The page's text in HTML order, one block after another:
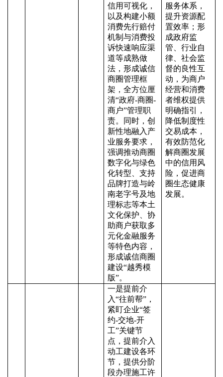
信用可视化，
以及构建小额
消费先行赔付
机制与消费投
诉快速响应渠
道等成熟做
法，形成诚信
商圈管理框
架，全方位厘
清“政府-商圈-
商户”管理职
责。同时，创
新性地融入产
业服务要求，
强调推动商圈
数字化与绿色
化转型、支持
品牌打造与岭
南老字号及地
理标志等本土
文化保护、协
助商户获取多
元化金融服务
等特色内容，
形成诚信商圈
建设“越秀模
版”。
服务体系，
提升资源配
置效率；形
成政府监
管、行业自
律、社会监
督的良性互
动，为商户
经营和消费
者维权提供
明确指引，
降低制度性
交易成本，
有效防范化
解商圈发展
中的信用风
险，促进商
圈生态健康
发展。
一是提前介
入“往前帮”，
紧盯企业“签
约-交地-开
工”关键节
点，提前介入
动工建设各环
节，提供分阶
段办理施工许